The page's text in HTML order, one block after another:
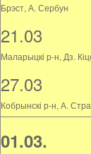
Брэст, А. Сербун
21.03
Маларыцкі р-н, Дз.
27.03
Кобрынскі р-н, А.
01.03.